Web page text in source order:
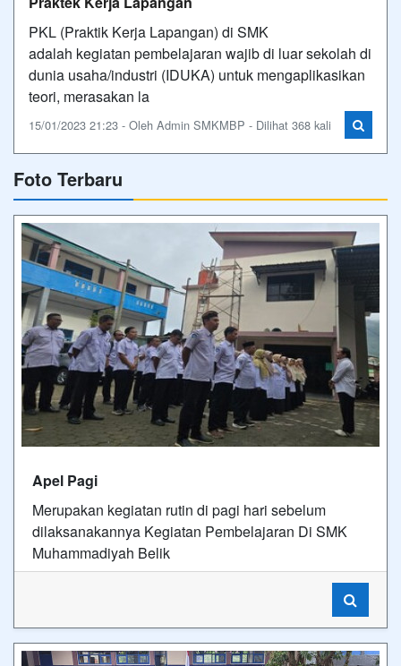
PKL (Praktik Kerja Lapangan) di SMK
adalah kegiatan pembelajaran wajib di luar sekolah di
dunia usaha/industri (IDUKA) untuk mengaplikasikan
teori, merasakan la
15/01/2023 21:23 - Oleh Admin SMKMBP - Dilihat 368 kali
Foto Terbaru
Apel Pagi
Merupakan kegiatan rutin di pagi hari sebelum
dilaksanakannya Kegiatan Pembelajaran Di SMK
Muhammadiyah Belik